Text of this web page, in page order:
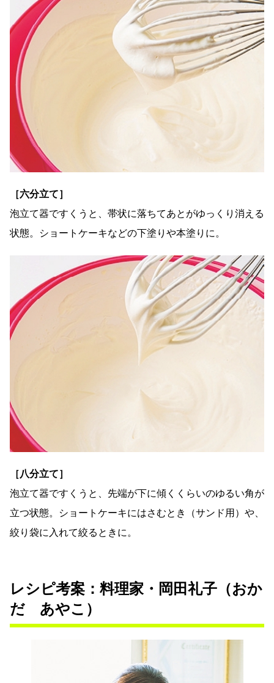
［六分立て］
泡立て器ですくうと、帯状に落ちてあとがゆっくり消える
状態。ショートケーキなどの下塗りや本塗りに。
［八分立て］
泡立て器ですくうと、先端が下に傾くくらいのゆるい角が
立つ状態。ショートケーキにはさむとき（サンド用）や、
絞り袋に入れて絞るときに。
レシピ考案：料理家・岡田礼子（おか
だ あやこ）